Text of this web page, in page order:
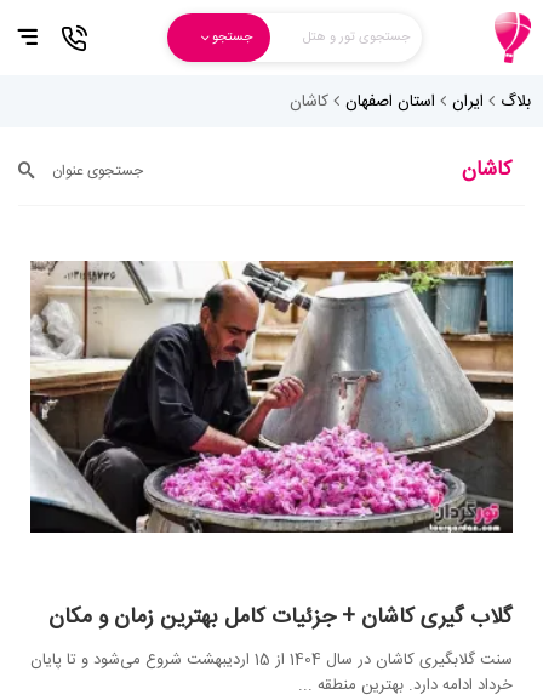
جستجوی تور و هتل جستجو
بلاگ ایران استان اصفهان کاشان
کاشان جستجوی عنوان
گلاب‌ گیری کاشان + جزئیات کامل بهترین زمان و مکان
سنت گلابگیری کاشان در سال 1404 از 15 اردیبهشت شروع می‌شود و تا پایان
خرداد ادامه دارد. بهترین منطقه ...